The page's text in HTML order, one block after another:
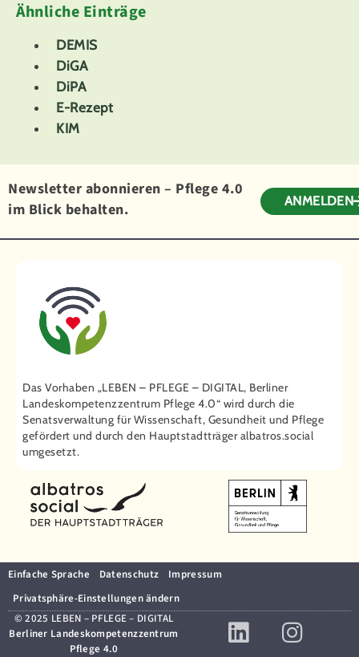
Ähnliche Einträge
DEMIS
DiGA
DiPA
E-Rezept
KIM
Newsletter abonnieren – Pflege 4.0
im Blick behalten.
ANMELDEN
Das Vorhaben „LEBEN – PFLEGE – DIGITAL, Berliner
Landeskompetenzzentrum Pflege 4.0“ wird durch die
Senatsverwaltung für Wissenschaft, Gesundheit und Pflege
gefördert und durch den Hauptstadtträger ­albatros.social
umgesetzt.
Einfache Sprache Datenschutz
Impressum
Privatsphäre-Einstellungen ändern
© 2025 LEBEN – PFLEGE – DIGITAL
Berliner Landeskompetenzzentrum
Pflege 4.0